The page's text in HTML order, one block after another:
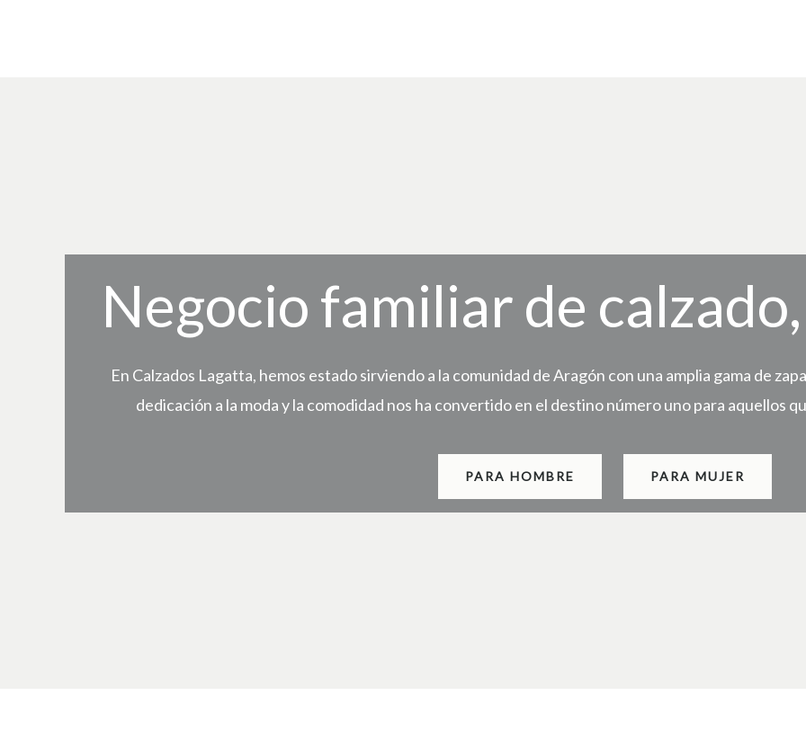
Negocio familiar de
En Calzados Lagatta, hemos estado sirviendo a la comunidad de Aragón con una amplia gama de
dedicación a la moda y la comodidad nos ha convertido en el destino número uno para aquellos
PARA HOMBRE PARA MUJER